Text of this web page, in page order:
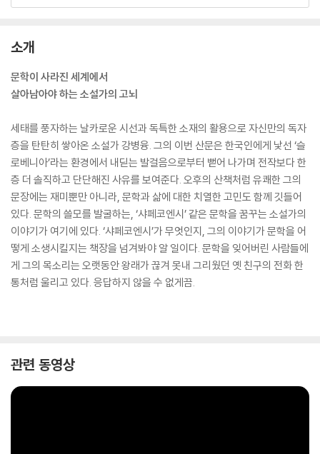
소개
문학이 사라진 세계에서
살아남아야 하는 소설가의 고뇌
세태를 풍자하는 날카로운 시선과 독특한 소재의 활용으로 자신만의 독자
층을 탄탄히 쌓아온 소설가 강병융. 그의 이번 산문은 한국인에게 낯선 ‘슬
로베니아’라는 환경에서 내딛는 발걸음으로부터 뻗어 나가며 전작보다 한
층 더 솔직하고 단단해진 사유를 보여준다. 오후의 산책처럼 유쾌한 그의
문장에는 재미뿐만 아니라, 문학과 삶에 대한 치열한 고민도 함께 깃들어
있다. 문학의 쓸모를 발굴하는, ‘샤페코엔시’ 같은 문학을 꿈꾸는 소설가의
이야기가 여기에 있다. ‘샤페코엔시’가 무엇인지, 그의 이야기가 문학을 어
떻게 소생시킬지는 책장을 넘겨봐야 알 일이다. 문학을 잊어버린 사람들에
게 그의 목소리는 오랫동안 왕래가 끊겨 못내 그리웠던 옛 친구의 전화 한
통처럼 울리고 있다. 응답하지 않을 수 없게끔.
관련 동영상